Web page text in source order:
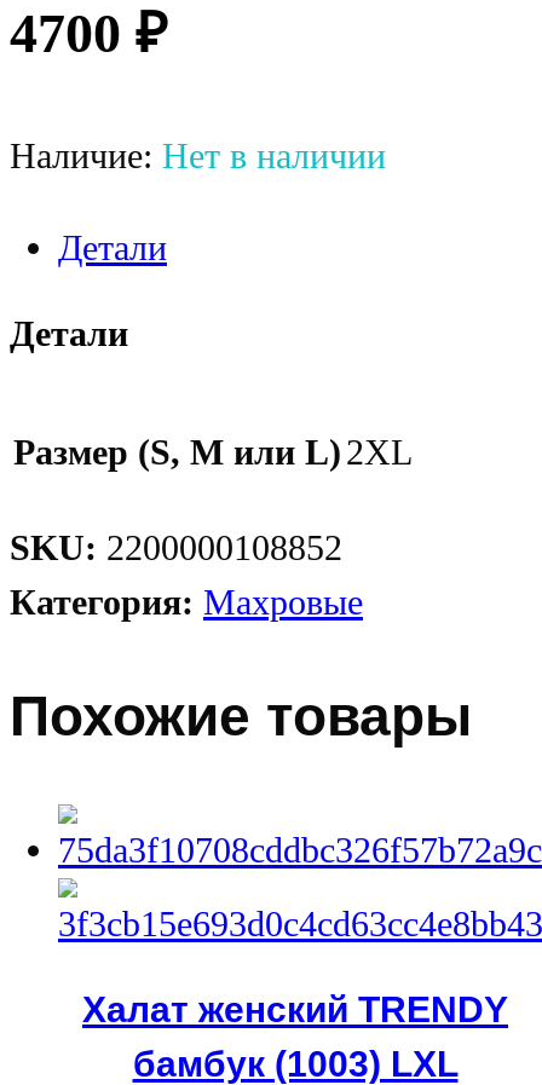
4700 ₽
Наличие: Нет в наличии
Детали
Детали
Размер (S, M или L)2XL
SKU: 2200000108852
Категория: Махровые
Похожие товары
Халат женский TRENDY
бамбук (1003) LXL